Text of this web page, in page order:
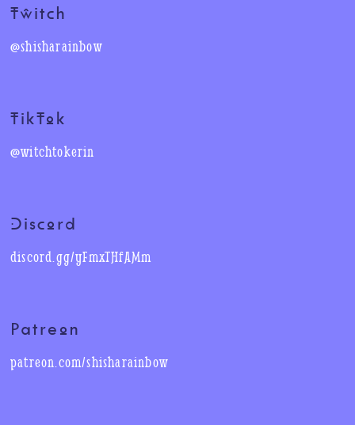
Twitch
@shisharainbow
TikTok
@witchtokerin
Discord
discord.gg/yFmxTHfAMm
Patreon
patreon.com/shisharainbow